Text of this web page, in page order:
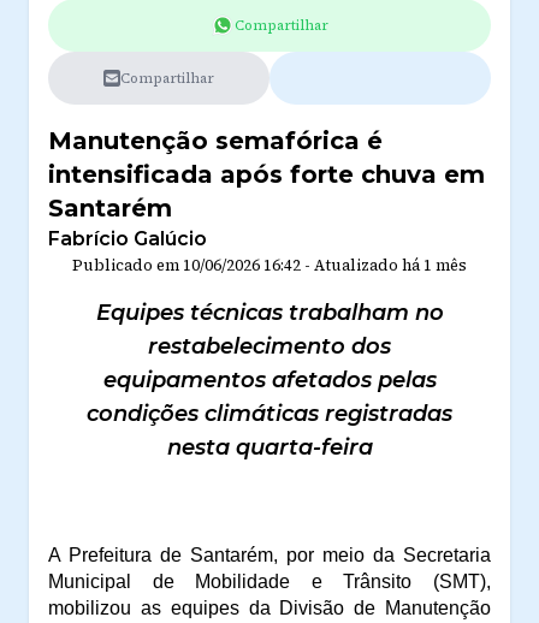
Compartilhar
Compartilhar
Manutenção semafórica é
intensificada após forte chuva em
Santarém
Fabrício Galúcio
Publicado em 10/06/2026 16:42 - Atualizado há 1 mês
Equipes técnicas trabalham no
restabelecimento dos
equipamentos afetados pelas
condições climáticas registradas
nesta quarta-feira
A Prefeitura de Santarém, por meio da Secretaria
Municipal de Mobilidade e Trânsito (SMT),
mobilizou as equipes da Divisão de Manutenção